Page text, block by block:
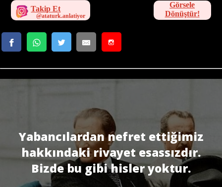
Takip Et
Görsele
Dönüştür!
Yabancılardan nefret ettiğimiz
hakkındaki rivayet esassızdır.
Bizde bu gibi hisler yoktur.